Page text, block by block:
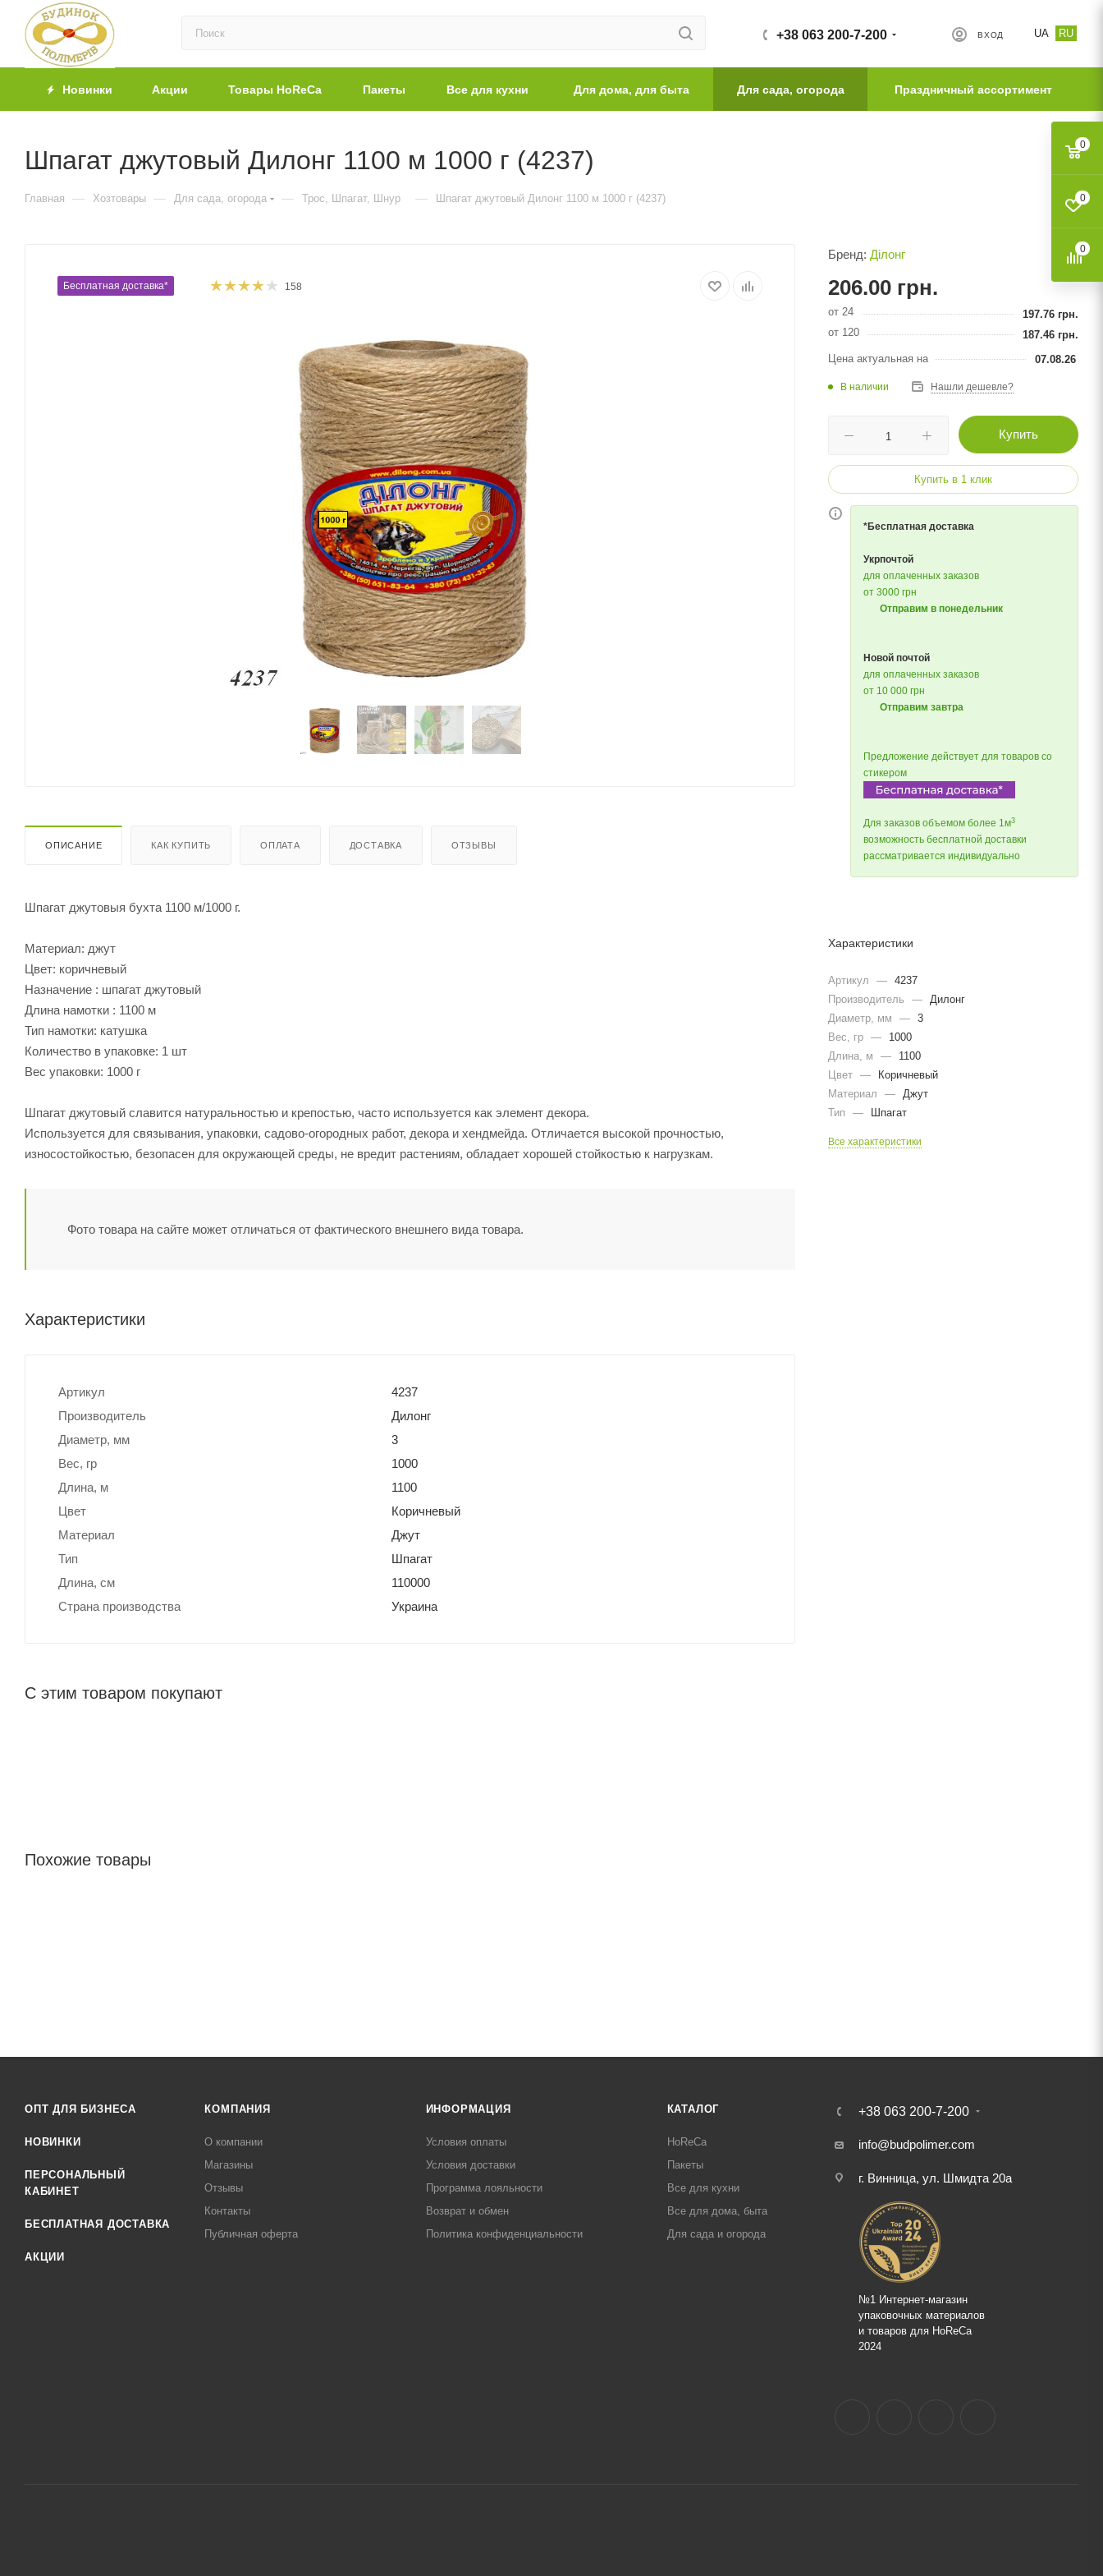
UA RU
ВХОД
+38 063 200-7-200
Новинки Акции Товары HoReCa Пакеты Все для кухни Для дома, для быта Для сада, огорода Праздничный ассортимент
Шпагат джутовый Дилонг 1100 м 1000 г (4237)
Главная — Хозтовары — Для сада, огорода — Трос, Шпагат, Шнур — Шпагат джутовый Дилонг 1100 м 1000 г (4237)
Бесплатная доставка* 158
ОПИСАНИЕ КАК КУПИТЬ ОПЛАТА ДОСТАВКА ОТЗЫВЫ
Шпагат джутовыя бухта 1100 м/1000 г.
Материал: джут
Цвет: коричневый
Назначение : шпагат джутовый
Длина намотки : 1100 м
Тип намотки: катушка
Количество в упаковке: 1 шт
Вес упаковки: 1000 г
Шпагат джутовый славится натуральностью и крепостью, часто используется как элемент декора.
Используется для связывания, упаковки, садово-огородных работ, декора и хендмейда. Отличается высокой прочностью,
износостойкостью, безопасен для окружающей среды, не вредит растениям, обладает хорошей стойкостью к нагрузкам.
Фото товара на сайте может отличаться от фактического внешнего вида товара.
Характеристики
Артикул
4237
Производитель
Дилонг
Диаметр, мм
3
Вес, гр
1000
Длина, м
1100
Цвет
Коричневый
Материал
Джут
Тип
Шпагат
Длина, cм
110000
Страна производства
Украина
С этим товаром покупают
Похожие товары
Бренд: Ділонг
206.00 грн.
от 24 197.76 грн.
от 120
187.46 грн.
Цена актуальная на
07.08.26
В наличии Нашли дешевле?
Купить
Купить в 1 клик
*Бесплатная доставка
Укрпочтой
для оплаченных заказов
от 3000 грн
Отправим в понедельник
Новой почтой
для оплаченных заказов
от 10 000 грн
Отправим завтра
Предложение действует для товаров со
стикером
Для заказов объемом более 1м3
возможность бесплатной доставки
рассматривается индивидуально
Характеристики
Артикул — 4237
Производитель
—
Дилонг
Диаметр, мм
— 3
Вес, гр —
1000
Длина, м
—
1100
Цвет —
Коричневый
Материал
—
Джут
Тип
— Шпагат
Все характеристики
ОПТ ДЛЯ БИЗНЕСА
НОВИНКИ
ПЕРСОНАЛЬНЫЙ
КАБИНЕТ
БЕСПЛАТНАЯ ДОСТАВКА
АКЦИИ
КОМПАНИЯ
О компании
Магазины
Отзывы
Контакты
Публичная оферта
ИНФОРМАЦИЯ
Условия оплаты
Условия доставки
Программа лояльности
Возврат и обмен
Политика конфиденциальности
КАТАЛОГ
HoReCa
Пакеты
Все для кухни
Все для дома, быта
Для сада и огорода
+38 063 200-7-200
info@budpolimer.com
г. Винница, ул. Шмидта 20а
№1 Интернет-магазин
упаковочных материалов
и товаров для HoReCa
2024
0
0
0